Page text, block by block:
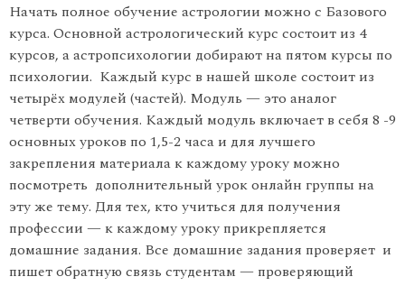
Начать полное обучение астрологии можно с Базового
курса. Основной астрологический курс состоит из 4
курсов, а астропсихологии добирают на пятом курсы по
психологии. Каждый курс в нашей школе состоит из
четырёх модулей (частей). Модуль — это аналог
четверти обучения. Каждый модуль включает в себя 8 -9
основных уроков по 1,5-2 часа и для лучшего
закрепления материала к каждому уроку можно
посмотреть дополнительный урок онлайн группы на
эту же тему. Для тех, кто учиться для получения
профессии — к каждому уроку прикрепляется
домашние задания. Все домашние задания проверяет и
пишет обратную связь студентам — проверяющий